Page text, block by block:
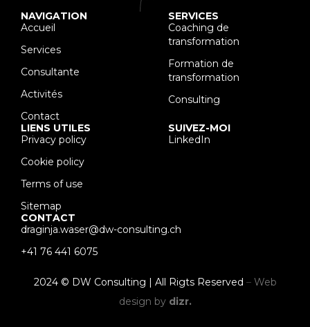
NAVIGATION
Accueil
Services
Consultante
Activités
Contact
SERVICES
Coaching de
transformation
Formation de
transformation
Consulting
LIENS UTILES
Privacy policy
Cookie policy
Terms of use
Sitemap
SUIVEZ-MOI
LinkedIn
CONTACT
draginja.waser@dw-consulting.ch
+41 76 441 6075
2024 © DW Consulting | All Rigts Reserved – Web
design by dizr.